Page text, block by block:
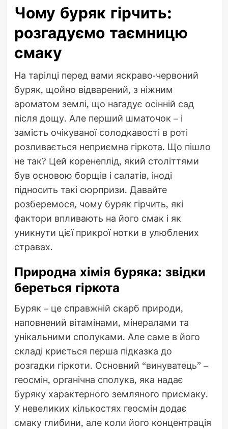
Чому буряк гірчить:
розгадуємо таємницю
смаку
На тарілці перед вами яскраво-червоний
буряк, щойно відварений, з ніжним
ароматом землі, що нагадує осінній сад
після дощу. Але перший шматочок – і
замість очікуваної солодкавості в роті
розливається неприємна гіркота. Що пішло
не так? Цей коренеплід, який століттями
був основою борщів і салатів, іноді
підносить такі сюрпризи. Давайте
розберемося, чому буряк гірчить, які
фактори впливають на його смак і як
уникнути цієї прикрої нотки в улюблених
стравах.
Природна хімія буряка: звідки
береться гіркота
Буряк – це справжній скарб природи,
наповнений вітамінами, мінералами та
унікальними сполуками. Але саме в його
складі криється перша підказка до
розгадки гіркоти. Основний “винуватець” –
геосмін, органічна сполука, яка надає
буряку характерного земляного присмаку.
У невеликих кількостях геосмін додає
смаку глибини, але коли його концентрація